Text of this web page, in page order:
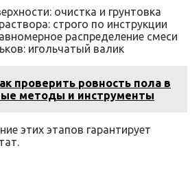
очистка и грунтовка
строго по инструкции
распределение смеси
игольчатый валик
проверить ровность пола в
методы и инструменты
этих этапов гарантирует